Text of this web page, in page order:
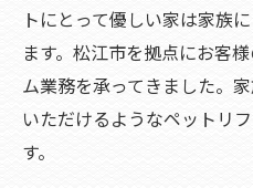
トにとって優しい家は家族
ます。松江市を拠点にお客
ム業務を承ってきました。
いただけるようなペットリ
す。